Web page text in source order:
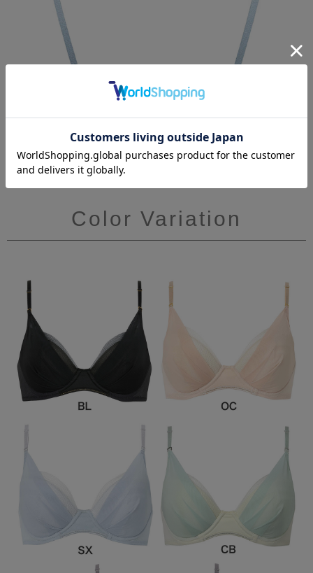
Color Variation